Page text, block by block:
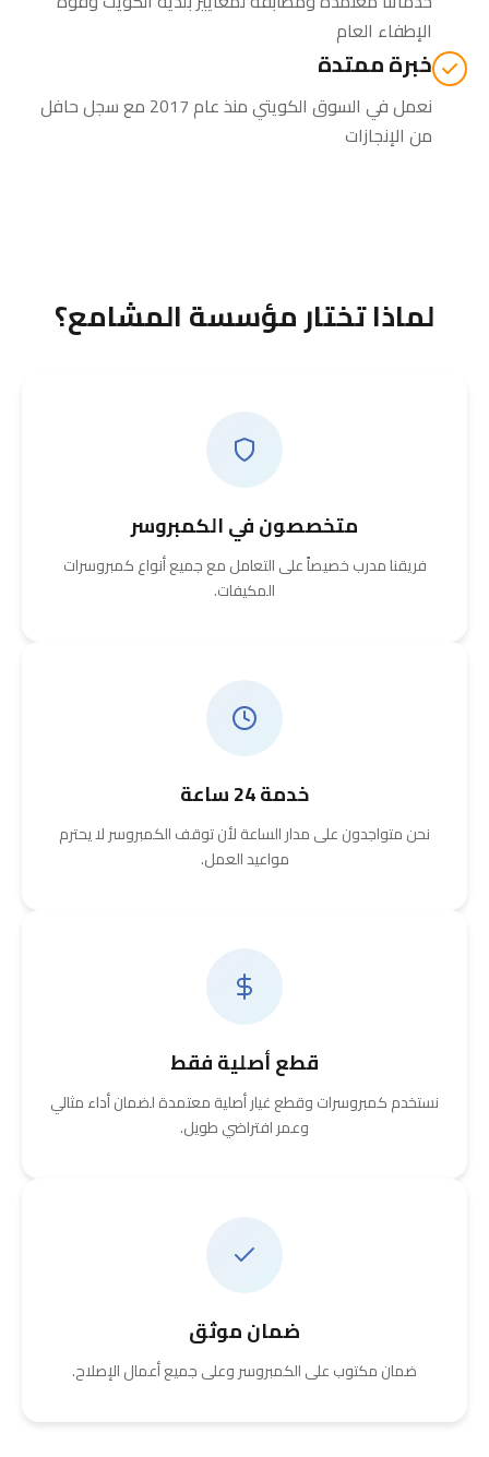
الإطفاء العام
خبرة ممتدة
نعمل في السوق الكويتي منذ عام 2017 مع سجل حافل
من الإنجازات
لماذا تختار مؤسسة المشامع؟
متخصصون في الكمبروسر
فريقنا مدرب خصيصاً على التعامل مع جميع أنواع كمبروسرات
المكيفات.
خدمة 24 ساعة
نحن متواجدون على مدار الساعة لأن توقف الكمبروسر لا يحترم
مواعيد العمل.
قطع أصلية فقط
نستخدم كمبروسرات وقطع غيار أصلية معتمدة لضمان أداء مثالي
وعمر افتراضي طويل.
ضمان موثق
ضمان مكتوب على الكمبروسر وعلى جميع أعمال الإصلاح.